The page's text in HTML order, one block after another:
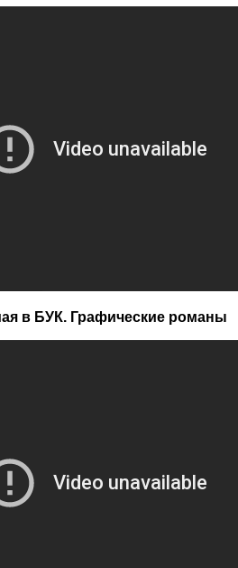
в БУК. Графические романы